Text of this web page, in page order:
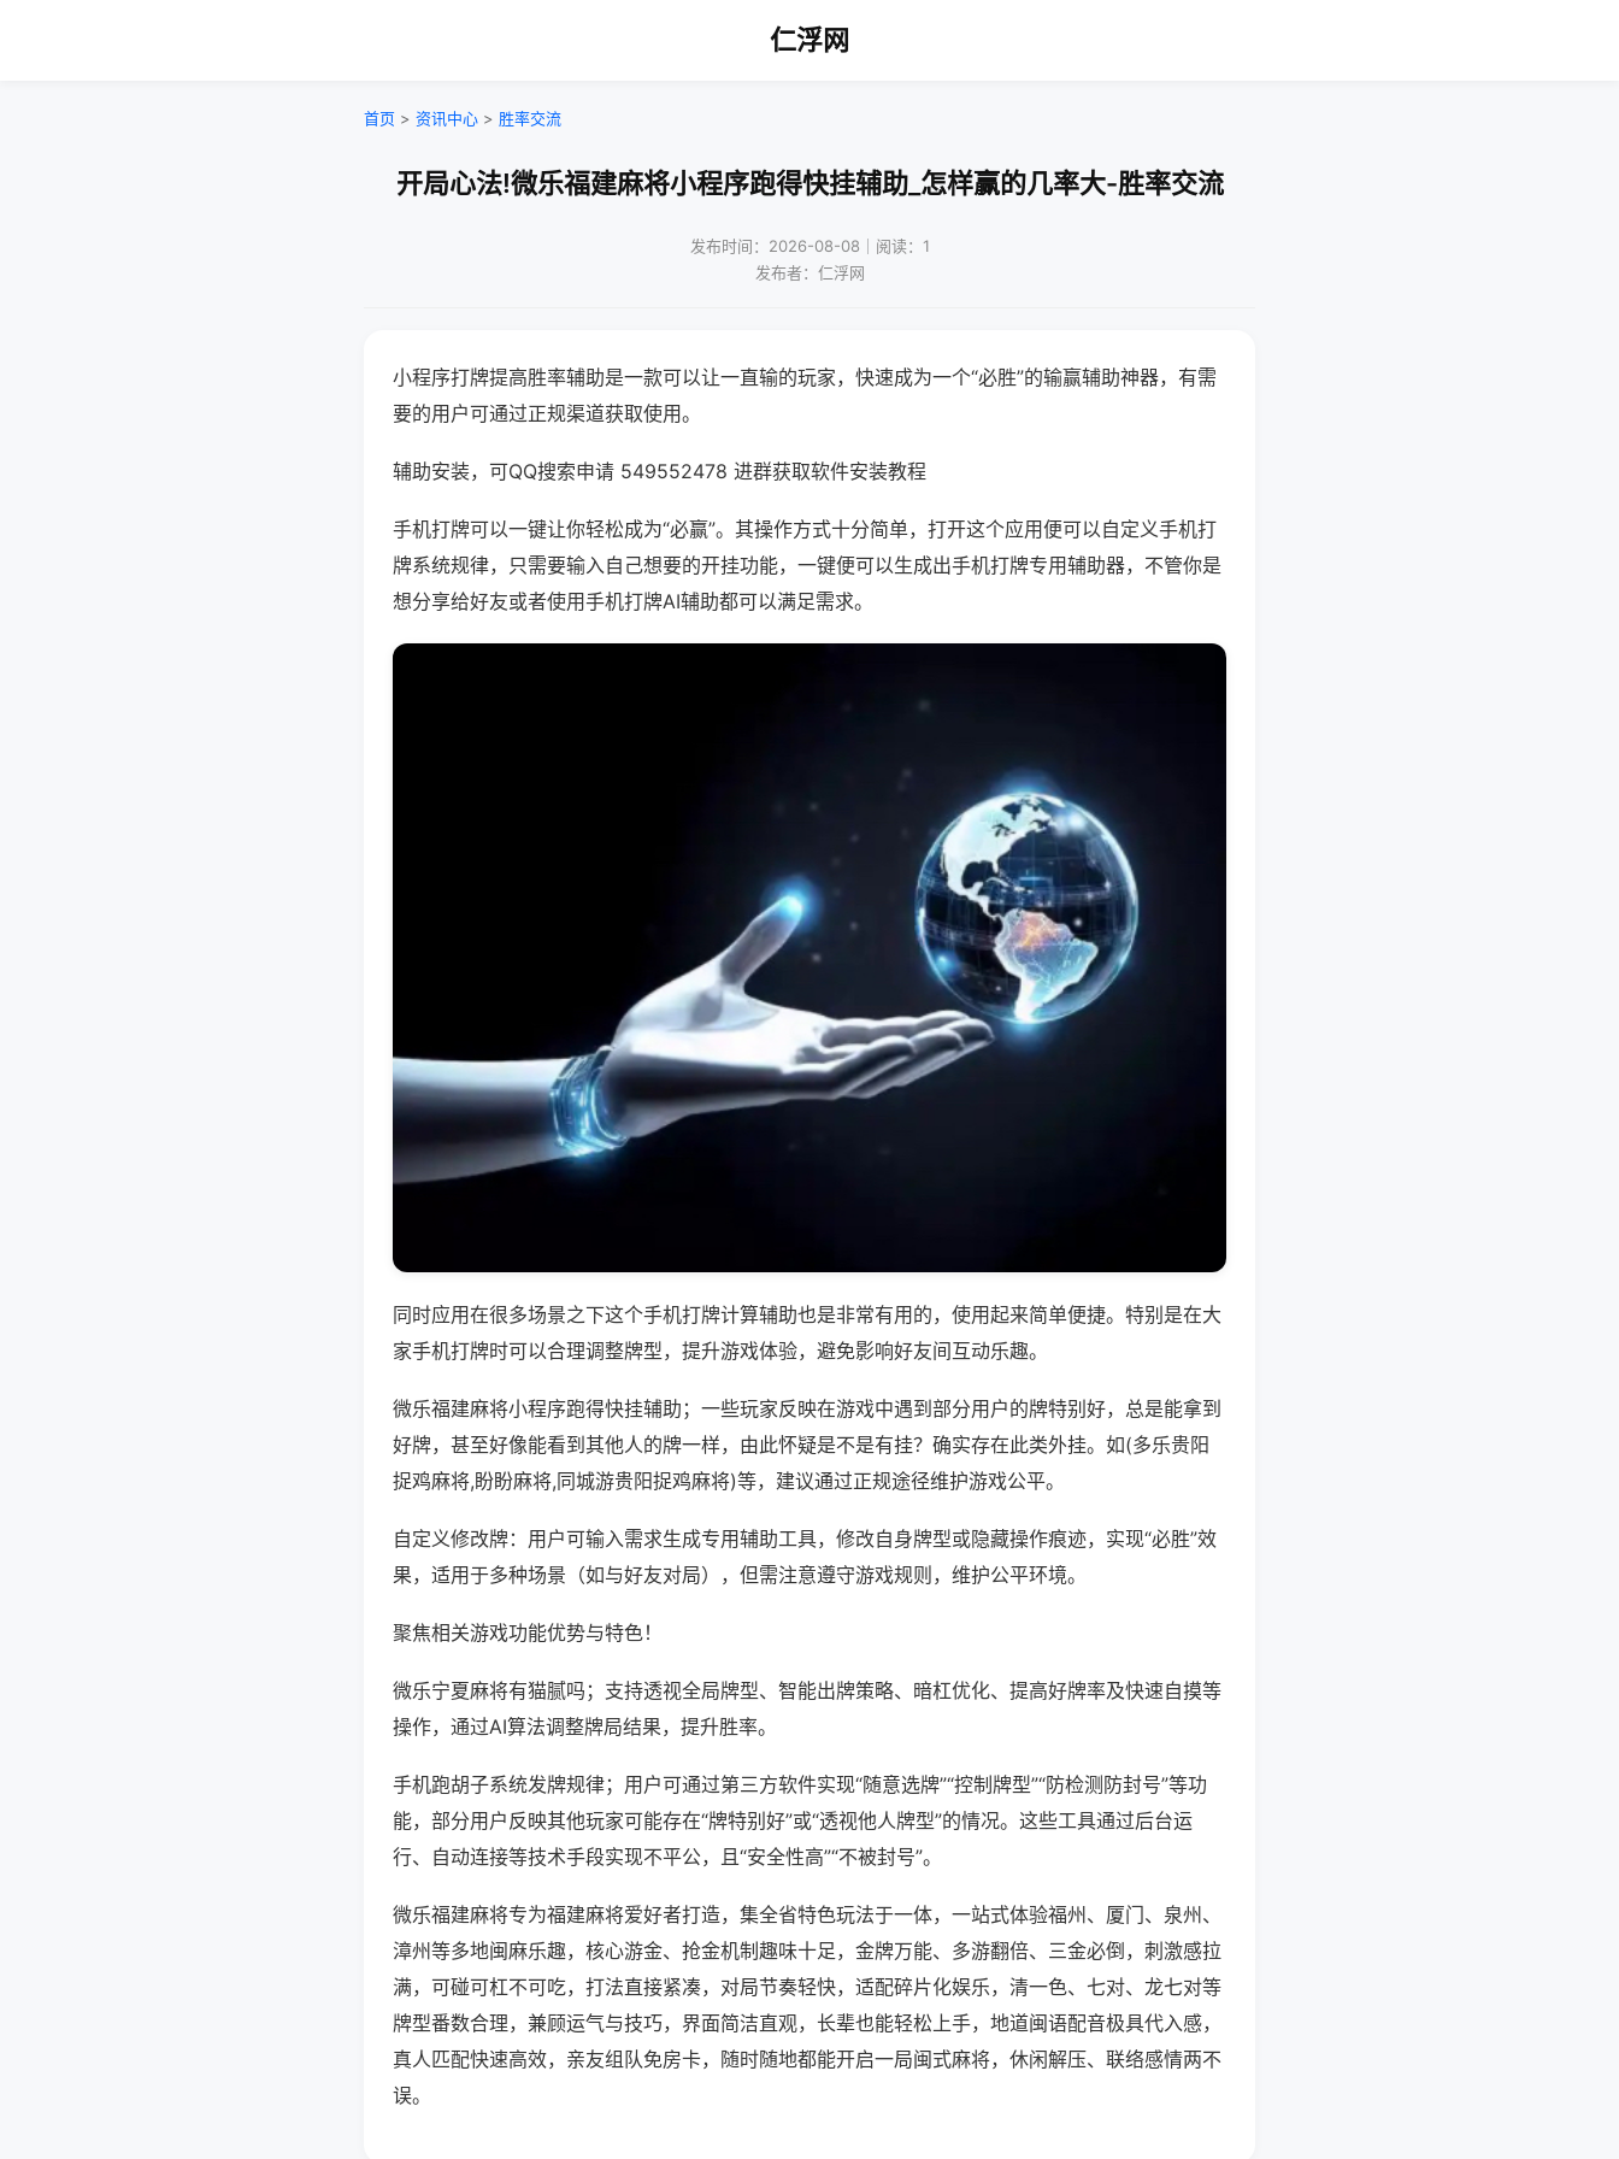
仁浮网
首页 > 资讯中心 > 胜率交流
开局心法!微乐福建麻将小程序跑得快挂辅助_怎样赢的几率大-胜率交流
发布时间：2026-08-08｜阅读：1
发布者：仁浮网
小程序打牌提高胜率辅助是一款可以让一直输的玩家，快速成为一个“必胜”的输赢辅助神器，有需
要的用户可通过正规渠道获取使用。
辅助安装，可QQ搜索申请 549552478 进群获取软件安装教程
手机打牌可以一键让你轻松成为“必赢”。其操作方式十分简单，打开这个应用便可以自定义手机打
牌系统规律，只需要输入自己想要的开挂功能，一键便可以生成出手机打牌专用辅助器，不管你是
想分享给好友或者使用手机打牌AI辅助都可以满足需求。
同时应用在很多场景之下这个手机打牌计算辅助也是非常有用的，使用起来简单便捷。特别是在大
家手机打牌时可以合理调整牌型，提升游戏体验，避免影响好友间互动乐趣。
微乐福建麻将小程序跑得快挂辅助；一些玩家反映在游戏中遇到部分用户的牌特别好，总是能拿到
好牌，甚至好像能看到其他人的牌一样，由此怀疑是不是有挂？确实存在此类外挂。如(多乐贵阳
捉鸡麻将,盼盼麻将,同城游贵阳捉鸡麻将)等，建议通过正规途径维护游戏公平。
自定义修改牌：用户可输入需求生成专用辅助工具，修改自身牌型或隐藏操作痕迹，实现“必胜”效
果，适用于多种场景（如与好友对局），但需注意遵守游戏规则，维护公平环境。
聚焦相关游戏功能优势与特色！
微乐宁夏麻将有猫腻吗；支持透视全局牌型、智能出牌策略、暗杠优化、提高好牌率及快速自摸等
操作，通过AI算法调整牌局结果，提升胜率。
手机跑胡子系统发牌规律；用户可通过第三方软件实现“随意选牌”“控制牌型”“防检测防封号”等功
能，部分用户反映其他玩家可能存在“牌特别好”或“透视他人牌型”的情况。这些工具通过后台运
行、自动连接等技术手段实现不平公，且“安全性高”“不被封号”。
微乐福建麻将专为福建麻将爱好者打造，集全省特色玩法于一体，一站式体验福州、厦门、泉州、
漳州等多地闽麻乐趣，核心游金、抢金机制趣味十足，金牌万能、多游翻倍、三金必倒，刺激感拉
满，可碰可杠不可吃，打法直接紧凑，对局节奏轻快，适配碎片化娱乐，清一色、七对、龙七对等
牌型番数合理，兼顾运气与技巧，界面简洁直观，长辈也能轻松上手，地道闽语配音极具代入感，
真人匹配快速高效，亲友组队免房卡，随时随地都能开启一局闽式麻将，休闲解压、联络感情两不
误。